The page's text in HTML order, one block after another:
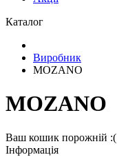
Каталог
Виробник
MOZANO
MOZANO
Ваш кошик порожній :(
Iнформація